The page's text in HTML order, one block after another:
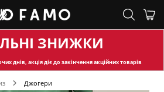
ЗНИЖКИ
днів, акція діє до закінчення акційних товарів
Джогери